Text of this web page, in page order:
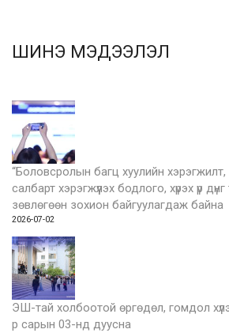
ШИНЭ МЭДЭЭЛЭЛ
“Боловсролын багц хуулийн
салбарт хэрэгжүүлэх бодлого, хүрэх үр
зөвлөгөөн зохион байгуулагдаж байна
2026-07-02
ЭШ-тай холбоотой өргөдөл, гомдол
р сарын 03-нд дуусна